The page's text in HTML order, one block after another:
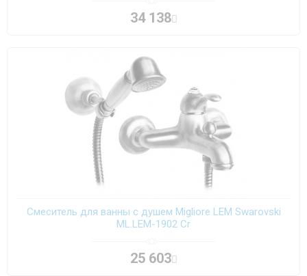
34 138
Смеситель для ванны с душем Migliore LEM Swarovski
ML.LEM-1902 Cr
25 603